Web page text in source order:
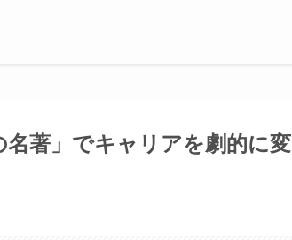
著」でキャリアを劇的に変